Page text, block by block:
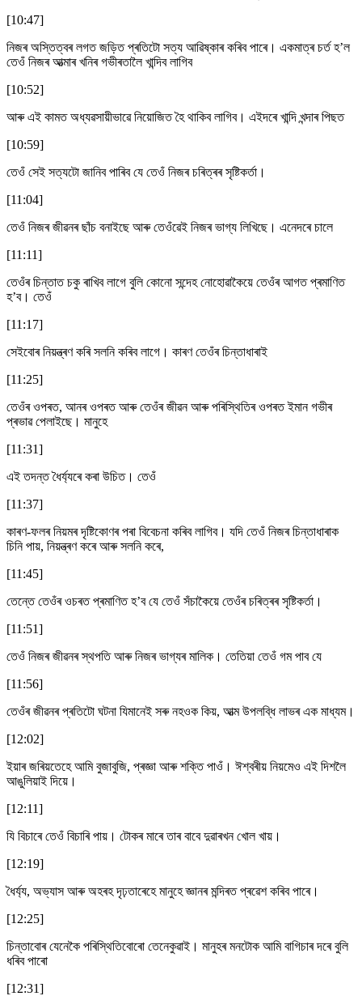
[10:47]
নিজৰ অস্তিত্বৰ লগত জড়িত প্ৰতিটো সত্য আৱিষ্কাৰ কৰিব পাৰে। একমাত্ৰ চৰ্ত হ’ল
তেওঁ নিজৰ আত্মাৰ খনিৰ গভীৰতালৈ খান্দিব লাগিব
[10:52]
আৰু এই কামত অধ্যৱসায়ীভাৱে নিয়োজিত হৈ থাকিব লাগিব। এইদৰে খান্দি খন্দাৰ পিছত
[10:59]
তেওঁ সেই সত্যটো জানিব পাৰিব যে তেওঁ নিজৰ চৰিত্ৰৰ সৃষ্টিকৰ্তা।
[11:04]
তেওঁ নিজৰ জীৱনৰ ছাঁচ বনাইছে আৰু তেওঁৱেই নিজৰ ভাগ্য লিখিছে। এনেদৰে চালে
[11:11]
তেওঁৰ চিন্তাত চকু ৰাখিব লাগে বুলি কোনো সন্দেহ নোহোৱাকৈয়ে তেওঁৰ আগত প্ৰমাণিত
হ’ব। তেওঁ
[11:17]
সেইবোৰ নিয়ন্ত্ৰণ কৰি সলনি কৰিব লাগে। কাৰণ তেওঁৰ চিন্তাধাৰাই
[11:25]
তেওঁৰ ওপৰত, আনৰ ওপৰত আৰু তেওঁৰ জীৱন আৰু পৰিস্থিতিৰ ওপৰত ইমান গভীৰ
প্ৰভাৱ পেলাইছে। মানুহে
[11:31]
এই তদন্ত ধৈৰ্য্যৰে কৰা উচিত। তেওঁ
[11:37]
কাৰণ-ফলৰ নিয়মৰ দৃষ্টিকোণৰ পৰা বিবেচনা কৰিব লাগিব। যদি তেওঁ নিজৰ চিন্তাধাৰাক
চিনি পায়, নিয়ন্ত্ৰণ কৰে আৰু সলনি কৰে,
[11:45]
তেন্তে তেওঁৰ ওচৰত প্ৰমাণিত হ’ব যে তেওঁ সঁচাকৈয়ে তেওঁৰ চৰিত্ৰৰ সৃষ্টিকৰ্তা।
[11:51]
তেওঁ নিজৰ জীৱনৰ স্থপতি আৰু নিজৰ ভাগ্যৰ মালিক। তেতিয়া তেওঁ গম পাব যে
[11:56]
তেওঁৰ জীৱনৰ প্ৰতিটো ঘটনা যিমানেই সৰু নহওক কিয়, আত্ম উপলব্ধি লাভৰ এক মাধ্যম।
[12:02]
ইয়াৰ জৰিয়তেহে আমি বুজাবুজি, প্ৰজ্ঞা আৰু শক্তি পাওঁ। ঈশ্বৰীয় নিয়মেও এই দিশলৈ
আঙুলিয়াই দিয়ে।
[12:11]
যি বিচাৰে তেওঁ বিচাৰি পায়। টোকৰ মাৰে তাৰ বাবে দুৱাৰখন খোল খায়।
[12:19]
ধৈৰ্য্য, অভ্যাস আৰু অহৰহ দৃঢ়তাৰেহে মানুহে জ্ঞানৰ মন্দিৰত প্ৰৱেশ কৰিব পাৰে।
[12:25]
চিন্তাবোৰ যেনেকৈ পৰিস্থিতিবোৰো তেনেকুৱাই। মানুহৰ মনটোক আমি বাগিচাৰ দৰে বুলি
ধৰিব পাৰো
[12:31]